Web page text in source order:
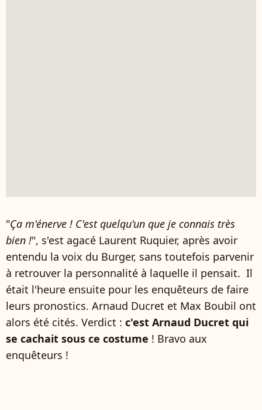
"Ça m'énerve ! C'est quelqu'un que je connais très
bien !", s'est agacé Laurent Ruquier, après avoir
entendu la voix du Burger, sans toutefois parvenir
à retrouver la personnalité à laquelle il pensait. Il
était l'heure ensuite pour les enquêteurs de faire
leurs pronostics. Arnaud Ducret et Max Boubil ont
alors été cités. Verdict : c'est Arnaud Ducret qui
se cachait sous ce costume ! Bravo aux
enquêteurs !